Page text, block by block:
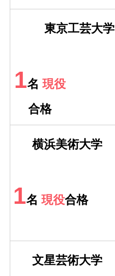
東京工芸大学
1名 現役
合格
横浜美術大学
1名 現役合格
文星芸術大学